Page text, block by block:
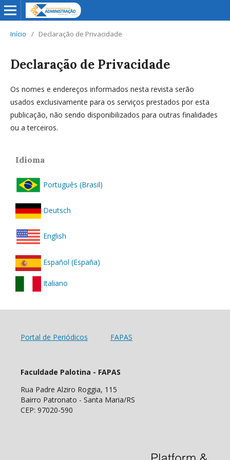
Início / Declaração de Privacidade
Declaração de Privacidade
Os nomes e endereços informados nesta revista serão
usados exclusivamente para os serviços prestados por esta
publicação, não sendo disponibilizados para outras finalidades
ou a terceiros.
Idioma
Português (Brasil)
Deutsch
English
Español (España)
Italiano
Portal de Periódicos FAPAS
Faculdade Palotina - FAPAS
Rua Padre Alziro Roggia, 115
Bairro Patronato - Santa Maria/RS
CEP: 97020-590